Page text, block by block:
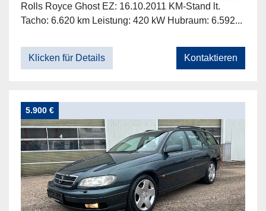
Rolls Royce Ghost EZ: 16.10.2011 KM-Stand lt.
Tacho: 6.620 km Leistung: 420 kW Hubraum: 6.592...
Klicken für Details Kontaktieren
5.900 €